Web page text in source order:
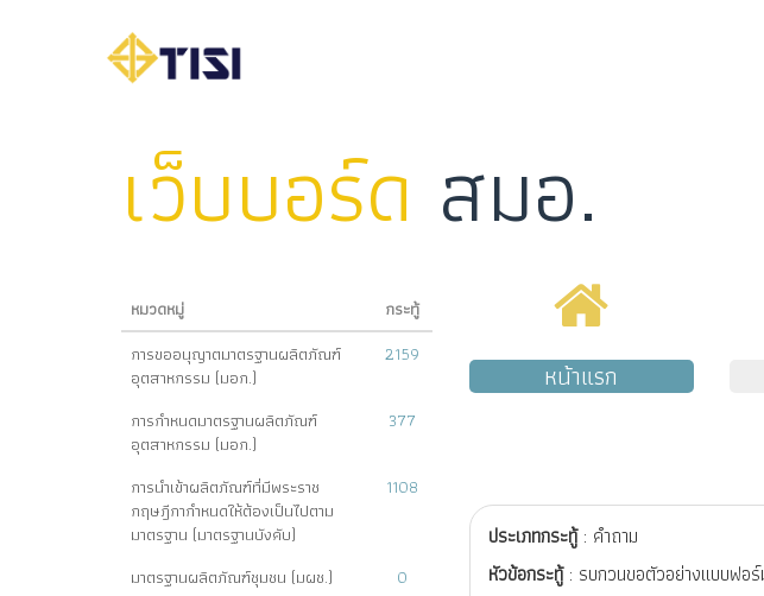
เว็บบอร์ด สมอ.
หมวดหมู่
กระทู้
การขออนุญาตมาตรฐานผลิตภัณฑ์
อุตสาหกรรม (มอก.)
2159
การกำหนดมาตรฐานผลิตภัณฑ์
อุตสาหกรรม (มอก.)
377
การนำเข้าผลิตภัณฑ์ที่มีพระราช
กฤษฎีกากำหนดให้ต้องเป็นไปตาม
มาตรฐาน (มาตรฐานบังคับ)
1108
มาตรฐานผลิตภัณฑ์ชุมชน (มผช.)
0
หน้าแรก
ประเภทกระทู้ : คำถาม
หัวข้อกระทู้ : รบกวนขอตัวอย่างแบบฟอ